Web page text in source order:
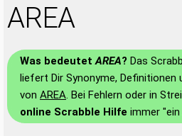
AREA
Was bedeutetAREA? Das
liefert Dir Synonyme, Definitionen
von AREA. Bei Fehlern oder in
online Scrabble Hilfe immer